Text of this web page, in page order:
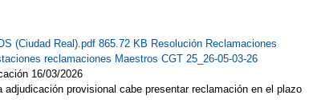
(Ciudad Real).pdf 865.72 KB Resolución Reclamaciones
reclamaciones Maestros CGT 25_26-05-03-26
16/03/2026
provisional cabe presentar reclamación en el plazo